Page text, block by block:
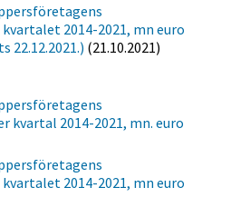
2014-2021, mn euro
22.12.2021.) (21.10.2021)
kvartal 2014-2021, mn. euro
2014-2021, mn euro